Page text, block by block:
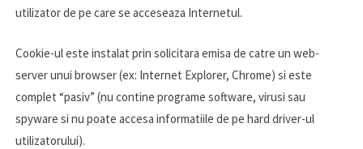
utilizator de pe care se acceseaza Internetul.
Cookie-ul este instalat prin solicitara emisa de catre un web-
server unui browser (ex: Internet Explorer, Chrome) si este
complet “pasiv” (nu contine programe software, virusi sau
spyware si nu poate accesa informatiile de pe hard driver-ul
utilizatorului).